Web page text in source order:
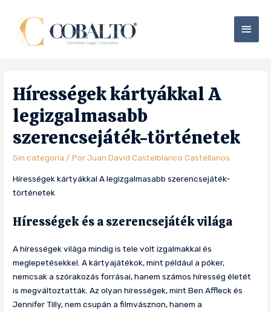
Hírességek kártyákkal A
legizgalmasabb
szerencsejáték-történetek
Sin categoría / PorJuan David Castelblanco Castellanos
Hírességek kártyákkal A legizgalmasabb szerencsejáték-
történetek
Hírességek és a szerencsejáték világa
A hírességek világa mindig is tele volt izgalmakkal és
meglepetésekkel. A kártyajátékok, mint például a póker,
nemcsak a szórakozás forrásai, hanem számos híresség életét
is megváltoztatták. Az olyan hírességek, mint Ben Affleck és
Jennifer Tilly, nem csupán a filmvásznon, hanem a